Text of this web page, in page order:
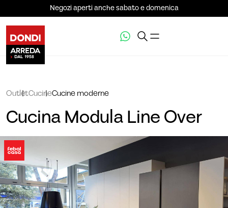
Negozi aperti anche sabato e domenica
OutletCucineCucine moderne
Cucina Modula Line Over